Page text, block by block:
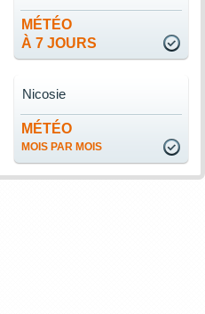
MÉTÉO
À 7 JOURS
MÉTÉO
MOIS PAR MOIS
Nicosie